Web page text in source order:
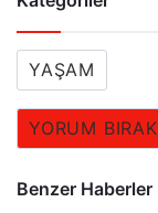
YAŞAM
YORUM BIRAK
Benzer Haberler